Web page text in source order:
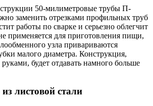
50-милиметровые трубы П-
заменить отрезками профильных труб
работы по сварке и серьезно облегчит
применяется для приготовления пищи,
узла привариваются
малого диаметра. Конструкция,
будет отдавать намного больше
листовой стали